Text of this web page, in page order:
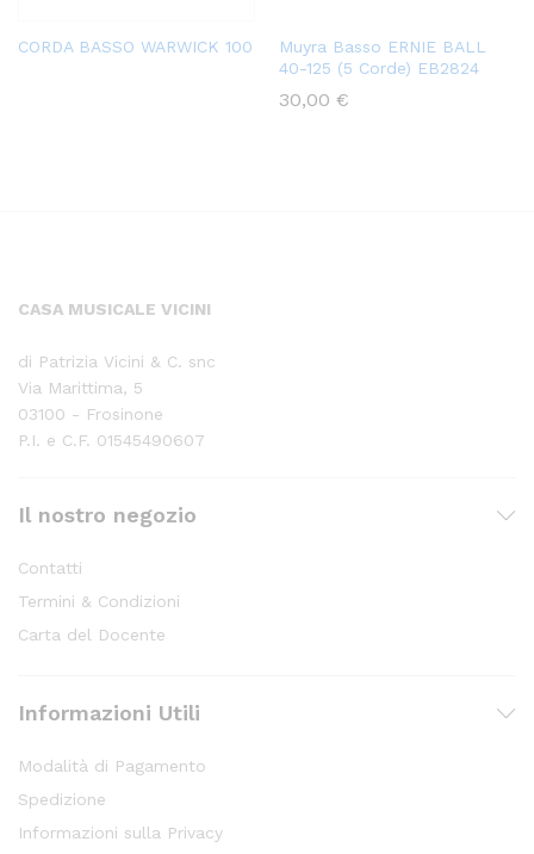
CORDA BASSO WARWICK 100
Muyra Basso ERNIE BALL
40-125 (5 Corde) EB2824
30,00 €
CASA MUSICALE VICINI
di Patrizia Vicini & C. snc
Via Marittima, 5
03100 - Frosinone
P.I. e C.F. 01545490607
Il nostro negozio
Contatti
Termini & Condizioni
Carta del Docente
Informazioni Utili
Modalità di Pagamento
Spedizione
Informazioni sulla Privacy